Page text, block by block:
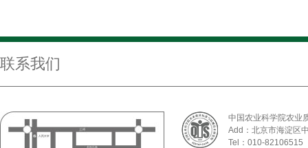
联系我们
中国农业科学院农业
Add：北京市海淀区
Tel：010-